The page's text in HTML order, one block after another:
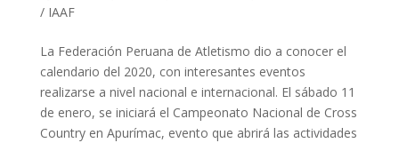
/ IAAF
La Federación Peruana de Atletismo dio a conocer el
calendario del 2020, con interesantes eventos
realizarse a nivel nacional e internacional. El sábado 11
de enero, se iniciará el Campeonato Nacional de Cross
Country en Apurímac, evento que abrirá las actividades